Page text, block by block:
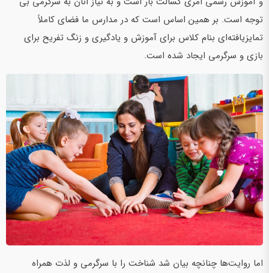
توجه است. بر همین اساس است که در مدارس ما فضای کاملاً
تمایزیافته‌ای بنام کلاس برای آموزش و یادگیری و زنگ تفریح برای
بازی و سرگرمی ایجاد شده است.
اما روایت‌ها چنانچه بیان شد شناخت را با سرگرمی و لذت همراه